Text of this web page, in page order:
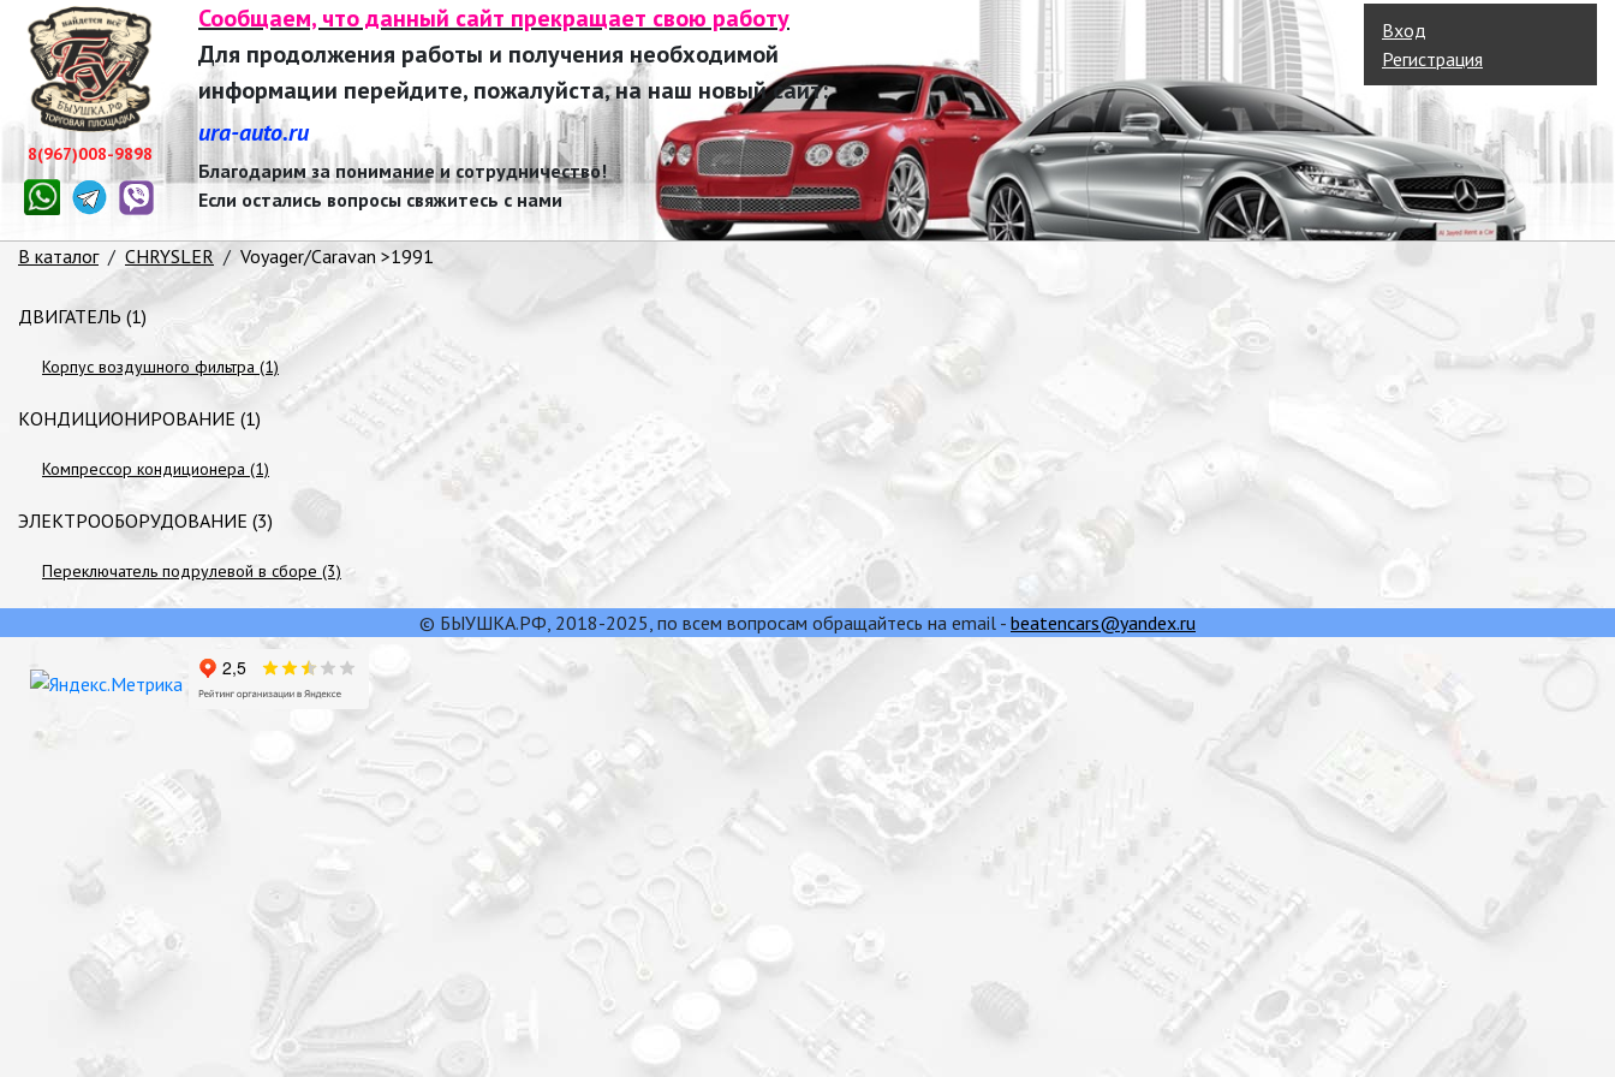
8(967)008-9898
Сообщаем, что данный сайт прекращает свою работу
Для продолжения работы и получения необходимой
информации перейдите, пожалуйста, на наш новый сайт:
ura-auto.ru
Благодарим за понимание и сотрудничество!
Если остались вопросы свяжитесь с нами
Вход
Регистрация
В каталог / CHRYSLER / Voyager/Caravan >1991
ДВИГАТЕЛЬ (1)
Корпус воздушного фильтра (1)
КОНДИЦИОНИРОВАНИЕ (1)
Компрессор кондиционера (1)
ЭЛЕКТРООБОРУДОВАНИЕ (3)
Переключатель подрулевой в сборе (3)
© БЫУШКА.РФ, 2018-2025, по всем вопросам обращайтесь на email - beatencars@yandex.ru